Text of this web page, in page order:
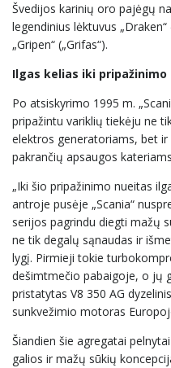
Švedijos karinių oro pajėgų
legendinius lėktuvus
„Gripen“ („Grifas“).
Ilgas kelias iki pripažinimo
Po atsiskyrimo 1995 m.
pripažintu variklių tiekėju ne
elektros generatoriams, bet
pakrančių apsaugos
„Iki šio pripažinimo nueitas
antroje pusėje „Scania“
serijos pagrindu diegti mažų
ne tik degalų sąnaudas ir
lygį. Pirmieji tokie
dešimtmečio pabaigoje, o jų
pristatytas V8 350 AG
sunkvežimio motoras
Šiandien šie agregatai
galios ir mažų sūkių